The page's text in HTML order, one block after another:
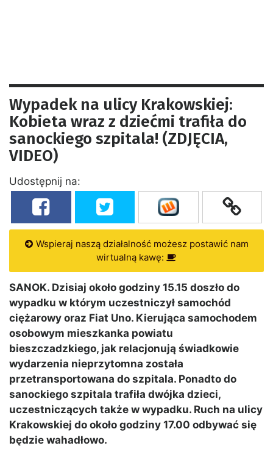
Wypadek na ulicy Krakowskiej:
Kobieta wraz z dziećmi trafiła do
sanockiego szpitala! (ZDJĘCIA,
VIDEO)
Udostępnij na:
Wspieraj naszą działalność możesz postawić nam
wirtualną kawę:
SANOK. Dzisiaj około godziny 15.15 doszło do
wypadku w którym uczestniczył samochód
ciężarowy oraz Fiat Uno. Kierująca samochodem
osobowym mieszkanka powiatu
bieszczadzkiego, jak relacjonują świadkowie
wydarzenia nieprzytomna została
przetransportowana do szpitala. Ponadto do
sanockiego szpitala trafiła dwójka dzieci,
uczestniczących także w wypadku. Ruch na ulicy
Krakowskiej do około godziny 17.00 odbywać się
będzie wahadłowo.